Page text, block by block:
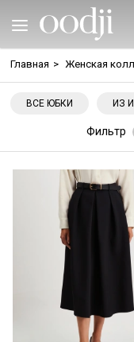
Главная > Женская
ВСЕ ЮБКИ ИЗ
Фильтр